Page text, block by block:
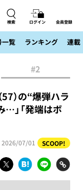
検索 ログイン 会員登録
一覧 ランキング 連載
#2
）の“爆弾ハラ
…」「発端はボ
2026/07/01 SCOOP!